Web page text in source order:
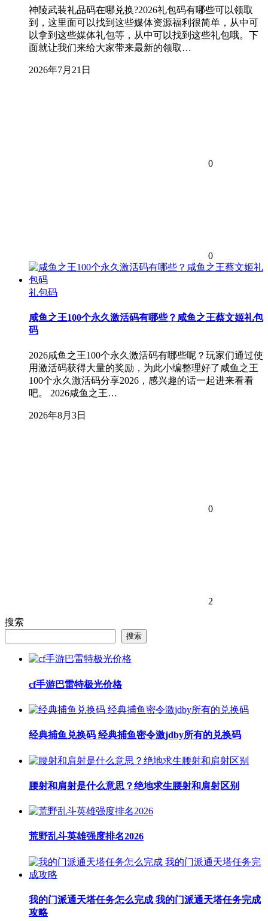
神陵武装礼品码在哪兑换?2026礼包码有哪些可以领取
到，这里面可以找到这些媒体资源福利很简单，从中可
以拿到这些媒体礼包等，从中可以找到这些礼包哦。下
面就让我们来给大家带来最新的领取…
2026年7月21日
0
0
礼包码
咸鱼之王100个永久激活码有哪些？咸鱼之王蔡文姬礼包
码
2026咸鱼之王100个永久激活码有哪些呢？玩家们通过使
用激活码获得大量的奖励，为此小编整理好了咸鱼之王
100个永久激活码分享2026，感兴趣的话一起进来看看
吧。 2026咸鱼之王…
2026年8月3日
0
2
搜索
搜索
cf手游巴雷特极光价格
经典捕鱼兑换码 经典捕鱼密令激jdby所有的兑换码
腰射和肩射是什么意思？绝地求生腰射和肩射区别
荒野乱斗英雄强度排名2026
我的门派通天塔任务怎么完成 我的门派通天塔任务完成
攻略